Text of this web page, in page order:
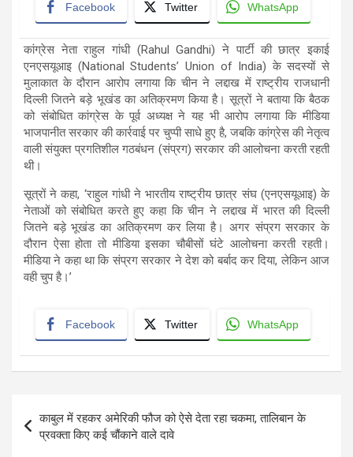
Facebook Twitter WhatsApp
कांग्रेस नेता राहुल गांधी (Rahul Gandhi) ने पार्टी की छात्र इकाई
एनएसयूआइ (National Students’ Union of India) के सदस्यों से
मुलाकात के दौरान आरोप लगाया कि चीन ने लद्दाख में राष्ट्रीय राजधानी
दिल्ली जितने बड़े भूखंड का अतिक्रमण किया है। सूत्रों ने बताया कि बैठक
को संबोधित कांग्रेस के पूर्व अध्यक्ष ने यह भी आरोप लगाया कि मीडिया
भाजपानीत सरकार की कार्रवाई पर चुप्पी साधे हुए है, जबकि कांग्रेस की नेतृत्व
वाली संयुक्त प्रगतिशील गठबंधन (संप्रग) सरकार की आलोचना करती रहती
थी।
सूत्रों ने कहा, ‘राहुल गांधी ने भारतीय राष्ट्रीय छात्र संघ (एनएसयूआइ) के
नेताओं को संबोधित करते हुए कहा कि चीन ने लद्दाख में भारत की दिल्ली
जितने बड़े भूखंड का अतिक्रमण कर लिया है। अगर संप्रग सरकार के
दौरान ऐसा होता तो मीडिया इसका चौबीसों घंटे आलोचना करती रहती।
मीडिया ने कहा था कि संप्रग सरकार ने देश को बर्बाद कर दिया, लेकिन आज
वही चुप है।’
Facebook Twitter WhatsApp
navigation
काबुल में रहकर अमेरिकी फौज को ऐसे देता रहा चकमा, तालिबान के
प्रवक्ता किए कई चौंकाने वाले दावे